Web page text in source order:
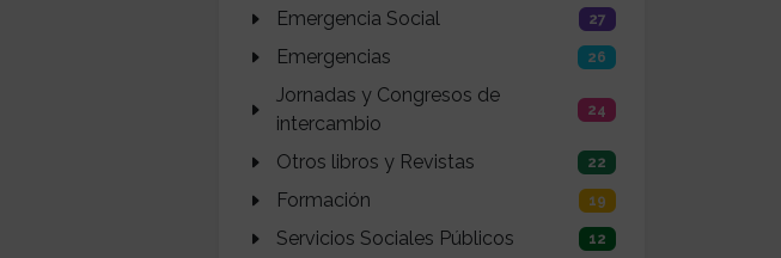
Emergencia Social 27
Emergencias 26
Jornadas y Congresos de
intercambio
24
Otros libros y Revistas 22
Formación 19
Servicios Sociales Públicos 12